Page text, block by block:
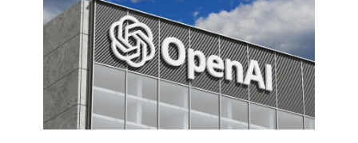
ЗАДАЧИ
ПО
РАЗВИТИЮ
ЭКОСИСТЕМЫ
ИСКУССТВЕННОГО
ИНТЕЛЛЕКТА